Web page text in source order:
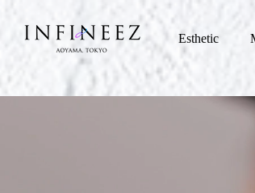
Esthetic